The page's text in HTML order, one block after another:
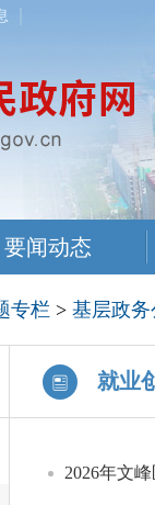
要闻动态
专栏 > 基层政
就业
2026年文